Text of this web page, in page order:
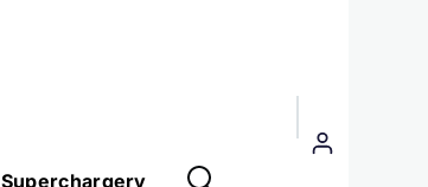
Superchargery
Menu
uživatelského